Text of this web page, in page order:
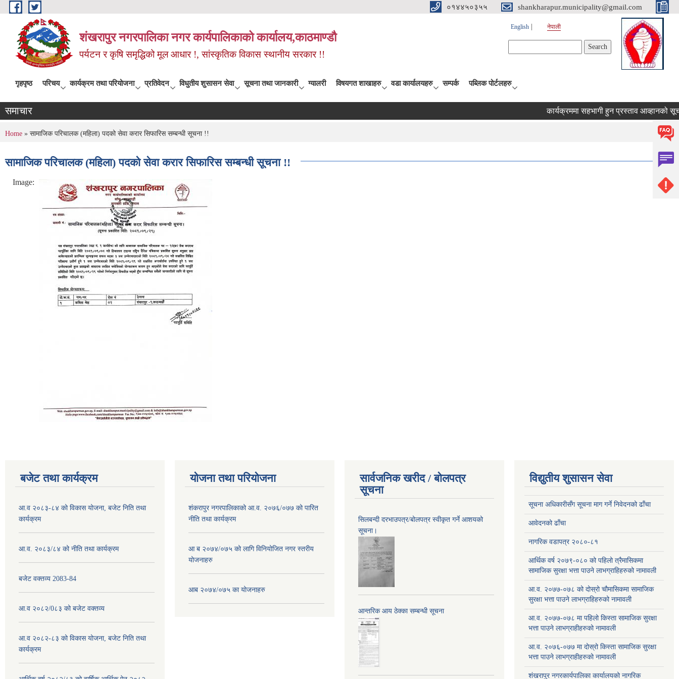
Skip to main content ०१४४५०३५५ shankharapur.municipality@gmail.com
शंखरापुर नगरपालिका नगर कार्यपालिकाको कार्यालय,काठमाण्डौ
पर्यटन र कृषि समृद्धिको मूल आधार !, सांस्कृतिक विकास स्थानीय सरकार !!
English नेपाली
गृहपृष्ठ परिचय कार्यक्रम तथा परियोजना प्रतिवेदन विधुतीय शुसासन सेवा सूचना तथा जानकारी ग्यालरी विषयगत शाखाहरु वडा कार्यालयहरु सम्पर्क पब्लिक पोर्टलहरु
समाचार कार्यक्रममा सहभागी हुन प्रस्ताव आव्हानको सूचना।
You are here
Home » सामाजिक परिचालक (महिला) पदको सेवा करार सिफारिस सम्बन्धी सूचना !!
सामाजिक परिचालक (महिला) पदको सेवा करार सिफारिस सम्बन्धी सूचना !!
Image:
बजेट तथा कार्यक्रम
आ.व २०८३-८४ को विकास योजना, बजेट निति तथा
कार्यक्रम
आ.व. २०८३/८४ को नीति तथा कार्यक्रम
बजेट वक्तव्य 2083-84
आ.व २०८२/0८३ को बजेट वक्तव्य
आ.व २०८२-८३ को विकास योजना, बजेट निति तथा
कार्यक्रम
योजना तथा परियोजना
शंकरापुर नगरपालिकाको आ.व. २०७६/०७७ को पारित
नीति तथा कार्यक्रम
आ ब २०७४/०७५ को लागि विनियोजित नगर स्तरीय
योजनाहरु
आब २०७४/०७५ का योजनाहरु
सार्वजनिक खरीद / बोलपत्र
सूचना
सिलबन्दी दरभाउपत्र/बोलपत्र स्वीकृत गर्ने आशयको
सूचना।
आन्तरिक आय ठेक्का सम्बन्धी सूचना
विद्युतीय शुसासन सेवा
सूचना अधिकारीसँग सूचना माग गर्ने निवेदनको ढाँचा
आवेदनको ढाँचा
नागरिक वडापत्र २०८०-८१
आर्थिक वर्ष २०७९-०८० को पहिलो त्रैमासिकमा
सामाजिक सुरक्षा भत्ता पाउने लाभग्राहिहरुको नामावली
आ.व. २०७७-०७८ को दोस्रो चौमासिकमा सामाजिक
सुरक्षा भत्ता पाउने लाभग्राहिहरुको नामावली
आ.व. २०७७-०७८ मा पहिलो किस्ता सामाजिक सुरक्षा
भत्ता पाउने लाभग्राहीहरुको नामावली
आ.व. २०७६-०७७ मा दोस्रो किस्ता सामाजिक सुरक्षा
भत्ता पाउने लाभग्राहीहरुको नामावली
शंखरापुर नगरकार्यपालिका कार्यालयको नागरिक